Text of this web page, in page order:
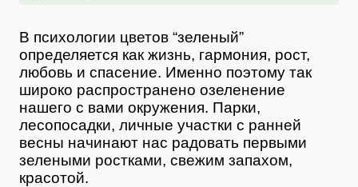
В психологии цветов “зеленый”
определяется как жизнь, гармония, рост,
любовь и спасение. Именно поэтому так
широко распространено озеленение
нашего с вами окружения. Парки,
лесопосадки, личные участки с ранней
весны начинают нас радовать первыми
зелеными ростками, свежим запахом,
красотой.